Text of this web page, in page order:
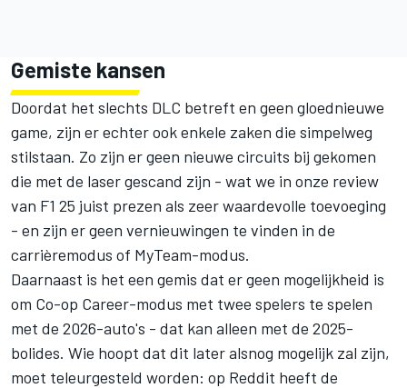
Gemiste kansen
Doordat het slechts DLC betreft en geen gloednieuwe
game, zijn er echter ook enkele zaken die simpelweg
stilstaan. Zo zijn er geen nieuwe circuits bij gekomen
die met de laser gescand zijn - wat we in onze review
van F1 25 juist prezen als zeer waardevolle toevoeging
- en zijn er geen vernieuwingen te vinden in de
carrièremodus of MyTeam-modus.
Daarnaast is het een gemis dat er geen mogelijkheid is
om Co-op Career-modus met twee spelers te spelen
met de 2026-auto's - dat kan alleen met de 2025-
bolides. Wie hoopt dat dit later alsnog mogelijk zal zijn,
moet teleurgesteld worden: op Reddit heeft de